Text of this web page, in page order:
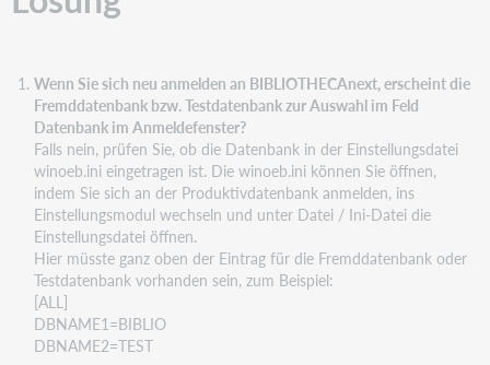
Wenn Sie sich neu anmelden an BIBLIOTHECAnext, erscheint die
Fremddatenbank bzw. Testdatenbank zur Auswahl im Feld
Datenbank im Anmeldefenster?
Falls nein, prüfen Sie, ob die Datenbank in der Einstellungsdatei
winoeb.ini eingetragen ist. Die winoeb.ini können Sie öffnen,
indem Sie sich an der Produktivdatenbank anmelden, ins
Einstellungsmodul wechseln und unter Datei / Ini-Datei die
Einstellungsdatei öffnen.
Hier müsste ganz oben der Eintrag für die Fremddatenbank oder
Testdatenbank vorhanden sein, zum Beispiel:
[ALL]
DBNAME1=BIBLIO
DBNAME2=TEST